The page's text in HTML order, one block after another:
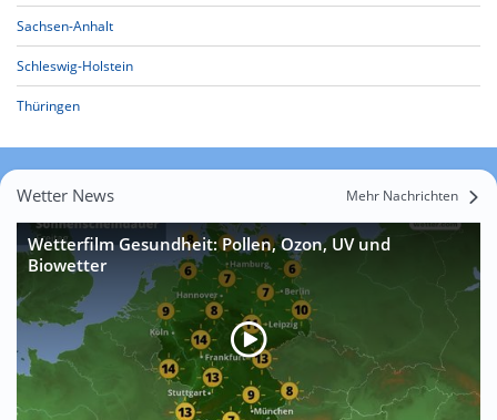
Sachsen-Anhalt
Schleswig-Holstein
Thüringen
Wetter News Mehr Nachrichten
Wetterfilm Gesundheit: Pollen, Ozon, UV und
Biowetter